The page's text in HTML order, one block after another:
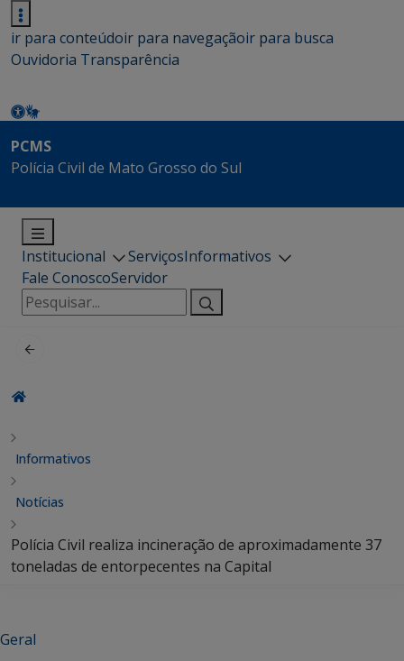
ir para conteúdoir para navegaçãoir para busca
Ouvidoria Transparência
PCMS
Polícia Civil de Mato Grosso do Sul
Institucional ServiçosInformativos
Fale ConoscoServidor
Pesquisar
por:
Informativos
Notícias
Polícia Civil realiza incineração de aproximadamente 37
toneladas de entorpecentes na Capital
Geral